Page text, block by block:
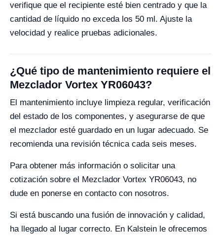
verifique que el recipiente esté bien centrado y que la
cantidad de líquido no exceda los 50 ml. Ajuste la
velocidad y realice pruebas adicionales.
¿Qué tipo de mantenimiento requiere el
Mezclador Vortex YR06043?
El mantenimiento incluye limpieza regular, verificación
del estado de los componentes, y asegurarse de que
el mezclador esté guardado en un lugar adecuado. Se
recomienda una revisión técnica cada seis meses.
Para obtener más información o solicitar una
cotización sobre el Mezclador Vortex YR06043, no
dude en ponerse en contacto con nosotros.
Si está buscando una fusión de innovación y calidad,
ha llegado al lugar correcto. En Kalstein le ofrecemos